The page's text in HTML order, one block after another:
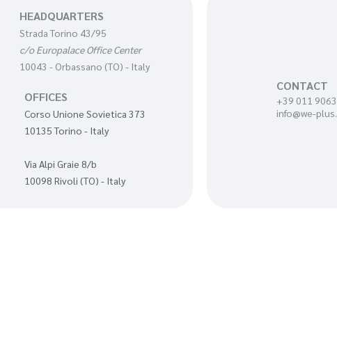
HEADQUARTERS
Strada Torino 43/95
c/o Europalace Office Center
10043 - Orbassano (TO) - Italy
OFFICES
Corso Unione Sovietica 373
10135 Torino - Italy
Via Alpi Graie 8/b
10098 Rivoli (TO) - Italy
CONTACT
+39 011
info@we-